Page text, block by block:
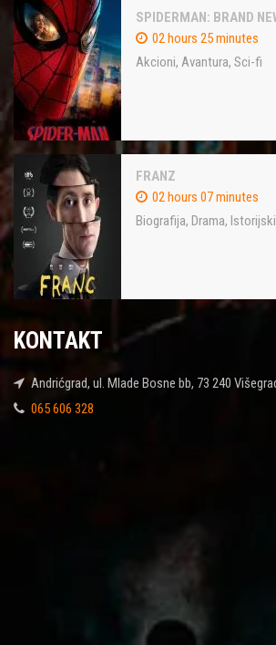
SPIDERMAN: BRAND
02 hours 25 minutes
Akcioni, Avantura, Sci-fi
FRANZ
02 hours 07 minutes
Biografija, Drama, Istorijski
KONTAKT
Andrićgrad, ul. Mlade Bosne bb, 73 240
065 606 328